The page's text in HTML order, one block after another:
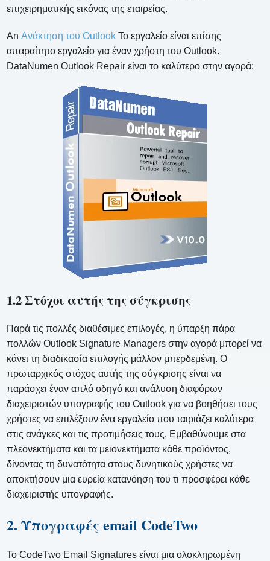
επιχειρηματικής εικόνας της εταιρείας.
AnΑνάκτηση του Outlook Το εργαλείο είναι επίσης
απαραίτητο εργαλείο για έναν χρήστη του Outlook.
DataNumen Outlook Repair είναι το καλύτερο στην αγορά:
1.2 Στόχοι αυτής της σύγκρισης
Παρά τις πολλές διαθέσιμες επιλογές, η ύπαρξη πάρα
πολλών Outlook Signature Managers στην αγορά μπορεί να
κάνει τη διαδικασία επιλογής μάλλον μπερδεμένη. Ο
πρωταρχικός στόχος αυτής της σύγκρισης είναι να
παράσχει έναν απλό οδηγό και ανάλυση διαφόρων
διαχειριστών υπογραφής του Outlook για να βοηθήσει τους
χρήστες να επιλέξουν ένα εργαλείο που ταιριάζει καλύτερα
στις ανάγκες και τις προτιμήσεις τους. Εμβαθύνουμε στα
πλεονεκτήματα και τα μειονεκτήματα κάθε προϊόντος,
δίνοντας τη δυνατότητα στους δυνητικούς χρήστες να
αποκτήσουν μια ευρεία κατανόηση του τι προσφέρει κάθε
διαχειριστής υπογραφής.
2. Υπογραφές email CodeTwo
Το CodeTwo Email Signatures είναι μια ολοκληρωμένη